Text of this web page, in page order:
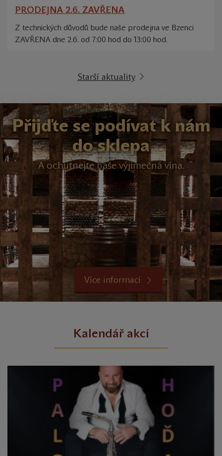
PRODEJNA 2.6. ZAVŘENA
Z technických důvodů bude naše prodejna ve Bzenci
ZAVŘENA dne 2.6. od 7:00 hod do 13:00 hod.
Starší aktuality
Přijďte se podívat k nám
do sklepa
A ochutnejte naše výjimečná vína.
Více informací
Kalendář akcí